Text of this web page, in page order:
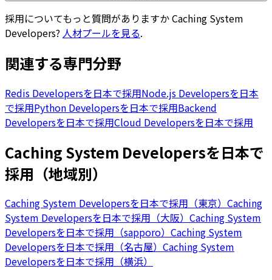
採用についてもっと質問がありますかCaching System
Developers? 人材プールを見る.
関連する専門分野
Redis Developersを日本で採用Node.js Developersを日本
で採用Python Developersを日本で採用Backend
Developersを日本で採用Cloud Developersを日本で採用
Caching System Developersを日本で
採用（地域別）
Caching System Developersを日本で採用（東京） Caching
System Developersを日本で採用（大阪） Caching System
Developersを日本で採用（sapporo） Caching System
Developersを日本で採用（名古屋） Caching System
Developersを日本で採用（横浜）